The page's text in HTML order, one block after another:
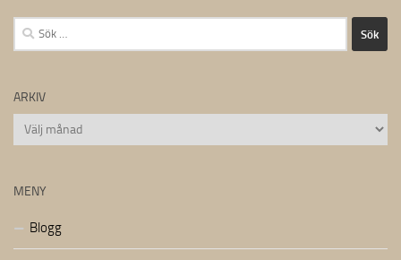
Sök
efter:
ARKIV
Arkiv
MENY
Blogg